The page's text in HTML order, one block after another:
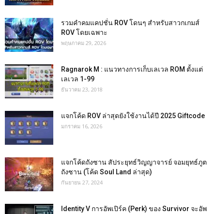
รวมคำคมแคปชั่น ROV โดนๆ สำหรับสาวกเกมส์
ROV โดยเฉพาะ
พฤษภาคม 29, 2026
Ragnarok M : แนวทางการเก็บเลเวล ROM ตั้งแต่
เลเวล 1-99
ธันวาคม 23, 2018
แจกโค้ด ROV ล่าสุดยังใช้งานได้ปี 2025 Giftcode
มกราคม 16, 2026
แจกโค้ดถังซาน สัประยุทธ์วิญญาจารย์ จอมยุทธ์ภูต
ถังซาน (โค้ด Soul Land ล่าสุด)
กันยายน 27, 2024
Identity V การอัพเปิร์ค (Perk) ของ Survivor จะอัพ